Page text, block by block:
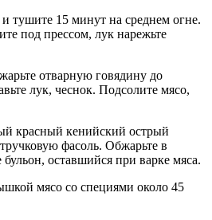
тушите 15 минут на среднем огне.
под прессом, лук нарежьте
отварную говядину до
лук, чеснок. Подсолите мясо,
красный кенийский острый
фасоль. Обжарьте в
оставшийся при варке мяса.
мясо со специями около 45